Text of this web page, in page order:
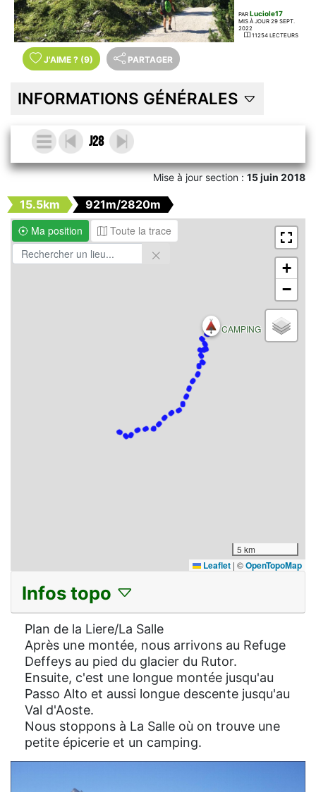
PAR Luciole17
MIS À JOUR 29 SEPT.
2022
11254 LECTEURS
J'AIME ? (9) PARTAGER
INFORMATIONS GÉNÉRALES
J28
Mise à jour section :15 juin 2018
15.5km
921m/2820m
Ma position
Toute la trace
CAMPING
+
−
5 km
Leaflet | ©OpenTopoMap
Infos topo
Plan de la Liere/La Salle
Après une montée, nous arrivons au Refuge
Deffeys au pied du glacier du Rutor.
Ensuite, c'est une longue montée jusqu'au
Passo Alto et aussi longue descente jusqu'au
Val d'Aoste.
Nous stoppons à La Salle où on trouve une
petite épicerie et un camping.